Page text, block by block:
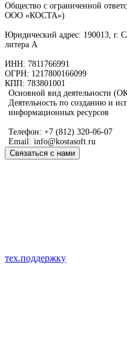
Общество с ограниченной
ООО «КОСТА»)
Юридический адрес: 190013, г.
литера А
ИНН: 7811766991
ОГРН: 1217800166099
КПП: 783801001
Основной вид деятельности
Деятельность по созданию и
информационных ресурсов
Телефон: +7 (812) 320-06-07
Email: info@kostasoft.ru
Связаться с нами
тех.поддержку